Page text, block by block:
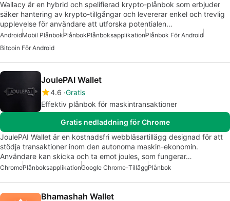
Wallacy är en hybrid och spelifierad krypto-plånbok som erbjuder
säker hantering av krypto-tillgångar och levererar enkel och trevlig
upplevelse för användare att utforska potentialen…
AndroidMobil PlånbokPlånbokPlånboksapplikationPlånbok För Android
Bitcoin För Android
JoulePAI Wallet
4.6 Gratis
Effektiv plånbok för maskintransaktioner
Gratis nedladdning för Chrome
JoulePAI Wallet är en kostnadsfri webbläsartillägg designad för att
stödja transaktioner inom den autonoma maskin-ekonomin.
Användare kan skicka och ta emot joules, som fungerar…
ChromePlånboksapplikationGoogle Chrome-TilläggPlånbok
Bhamashah Wallet